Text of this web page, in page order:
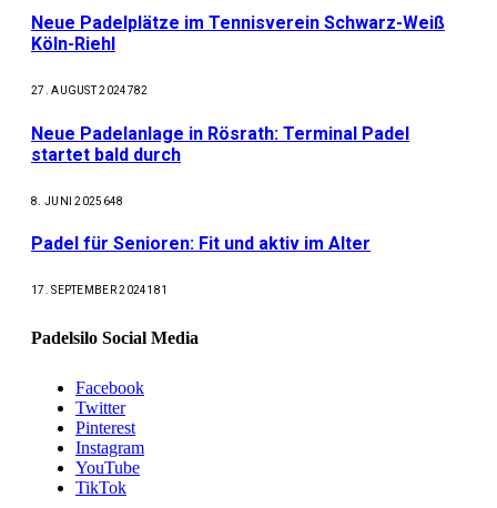
Neue Padelplätze im Tennisverein Schwarz-Weiß
Köln-Riehl
27. AUGUST 2024782
Neue Padelanlage in Rösrath: Terminal Padel
startet bald durch
8. JUNI 2025 648
Padel für Senioren: Fit und aktiv im Alter
17. SEPTEMBER 2024181
Padelsilo Social Media
Facebook
Twitter
Pinterest
Instagram
YouTube
TikTok